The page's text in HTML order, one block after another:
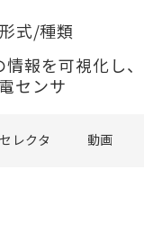
形式/種類
報を可視化し
センサ
レクタ 動画